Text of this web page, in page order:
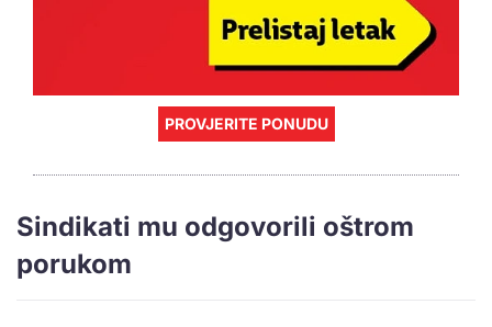
PROVJERITE PONUDU
Sindikati mu odgovorili oštrom
porukom